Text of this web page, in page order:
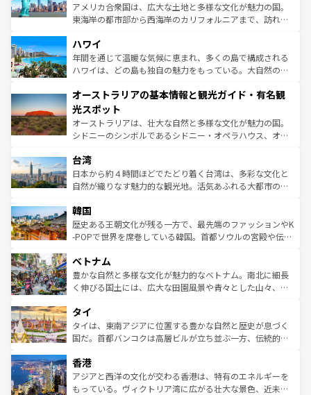
ことができる。国民の所得が高いため物価も高いが、旅行
者向けの交通パス提供のサービスもあり、うまく活用すれ
着のスイス情報は
アメリカ合衆国は、広大な土地と多様な文化が魅力の国。
東海岸の都市部から西海岸のカリフォルニアまで、訪れる
のような巨大都市は、観光、ショッピング、エンターテイ
ンメントが詰まった刺激的なスポットだ。一方、アメリカ
西部には大自然が広がり、グランドキャニオンやイエロー
部のニューオーリンズでは、音楽と美食が融合した独特の
文化が魅力。旅行者はアメリカの各地域で異なる魅力を楽
しみながら、その多様性と豊かな歴史を感じることができ
るだろう。車でのロードトリップや列車の旅も、アメリカ
情報は
ハワイ
年間を通じて温暖な気候に恵まれ、多くの島で構成される
ハワイは、どの島も独自の魅力をもっている。大自然の神
ワイ島は見逃せない。また、定番の観光地といえばオアフ
島だが、静かな自然を求めるならマウイ島やカウアイ島が
おすすめ。エメラルドグリーンに輝く海をはじめ、豊かな
文化や歴史が息づいている。「アロハスピリット」と呼ば
人々、おいしいローカルフードやハワイアンミュージッ
ク、伝統的なフラダンスなど、すべてがハワイの魅力を彩
っている。訪れるたびに新しい発見と感動が待っているハ
はコンテンツ一覧
オーストラリアの基本情報と観光ガイド・有名観
光スポット
オーストラリアは、壮大な自然と多様な文化が魅力の国。
シドニーのシンボルであるシドニー・オペラハウス、オー
リアリーフや大陸中央部にそびえるウルル（エアーズロッ
ク）、タスマニアの美しい原生林やケアンズの熱帯雨林な
ど、見どころがたくさん。また、カフェやワイン、オージ
いる。アクティビティも充実しており、サーフィンやダイ
ビング、ハイキングなど、アウトドア好きにはたまらな
い。オーストラリアの多彩な魅力を存分に味わいつくそ
参照してほしい。
台湾
日本から約４時間ほどでたどり着く台湾は、多彩な文化と
自然が織りなす魅力的な観光地。活気あふれる大都市の台
ン）、静ひつな山岳地帯である台湾東部など、都市の喧騒
と山間の静けさが共存しており、訪れる人に新しい発見と
驚きをもたらしてくれる。また、奥深い台湾の食文化も魅
容にもいいと評判のスイーツなど、バラエティ豊かな料理
が味わえる。 なお、新着の台湾情報は コンテンツ一覧を参
照してほしい。
韓国
歴史ある王朝文化が残る一方で、最先端のファッションやK
-POPで世界を席巻している韓国。首都ソウルの宮殿や伝統
き、地方に足を延ばせば四季折々の自然美を楽しむことが
できる。そして、キムチや焼肉、絶品のストリートフード
まで、さまざまな韓国料理が待っている。夜には、韓国な
リティに包まれながら、韓国の多彩な魅力を心ゆくまで味
わってみてほしい。 なお、新着の韓国情報はコンテンツ一
覧を参照してほしい。
ベトナム
豊かな自然と多様な文化が魅力的なベトナム。南北に細長
く伸びる国土には、広大な田園風景や青々とした山々、世
急速な発展と共に伝統が息づく。ハノイの古い町並みやホ
ーチミン市のフランス統治時代の建物も、独特の雰囲気を
醸し出している。また、バラエティの豊かさとおいしさで
とつ。フォーやバインミー、ベトナムコーヒーなどは、ぜ
ひ現地で味わいたい。どの地域を訪れてもあたたかい人々
が旅行者を迎えてくれるので、きっと忘れられない旅にな
タイ
タイは、東南アジアに位置する豊かな自然と歴史が息づく
国だ。首都バンコクは高層ビルが立ち並ぶ一方、伝統的な
の活気が交差している。北部ではチェンマイなどの山岳地
帯で自然と触れ合い、南部ではプーケットやクラビの美し
いビーチでリゾート気分を楽しむことができる。タイ料理
香港
アジアと西洋の文化が交わる香港は、特有のエネルギーを
もっている。ヴィクトリア湾に広がる壮大な景色、近未来